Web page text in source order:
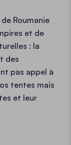
Roumanie
et de
: la
des
pas appel à
tentes mais
et leur